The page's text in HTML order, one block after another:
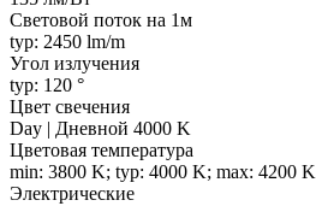
Световой поток на 1м
typ: 2450 lm/m
Угол излучения
typ: 120 °
Цвет свечения
Day | Дневной 4000 K
Цветовая температура
min: 3800 K; typ: 4000 K; max: 4200 K
Электрические